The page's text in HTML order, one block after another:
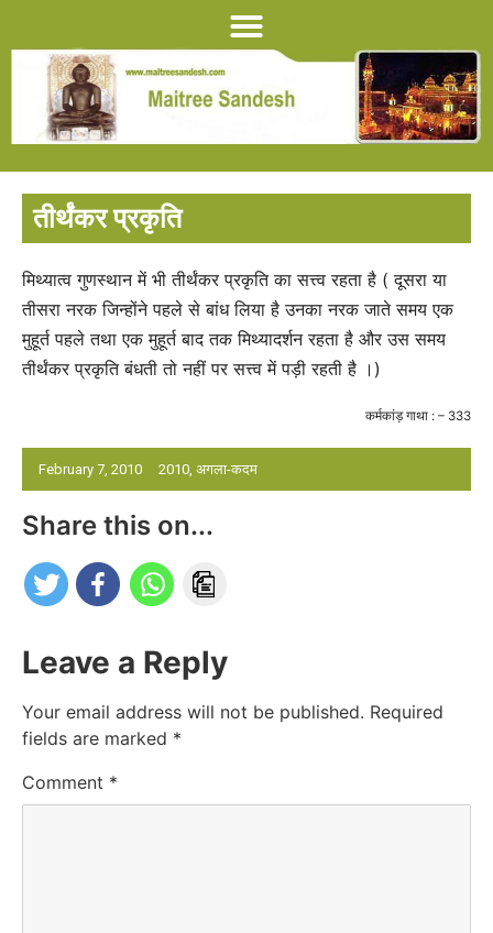
तीर्थंकर प्रकृति
February 7, 2010 2010 अगला-कदम
मिथ्यात्व गुणस्थान में भी तीर्थंकर प्रकृति का सत्त्व रहता है ( दूसरा या
तीसरा नरक जिन्होंने पहले से बांध लिया है उनका नरक जाते समय एक
मुहूर्त पहले तथा एक मुहूर्त बाद तक मिथ्यादर्शन रहता है और उस समय
तीर्थंकर प्रकृति बंधती तो नहीं पर सत्त्व में पड़ी रहती है ।)
कर्मकांड़ गाथा : – 333
Share this on...
Leave a Reply
Your email address will not be published. Required
fields are marked *
Comment *